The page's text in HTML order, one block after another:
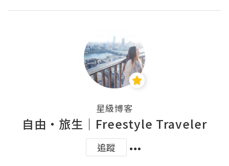
星級博客
自由・旅生｜Freestyle Traveler
追蹤